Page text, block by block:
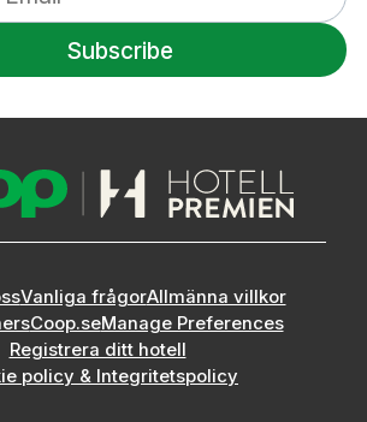
Subscribe
Vanliga frågorAllmänna villkor
Coop.seManage Preferences
Registrera ditt hotell
policy & Integritetspolicy